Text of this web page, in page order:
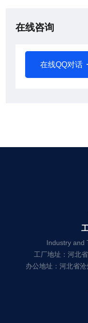
在线咨询
在线QQ对话
Industry and
工厂地址：河北
办公地址：河北省